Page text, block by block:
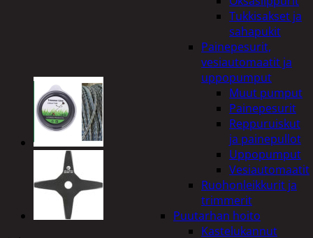
Tukkisakset ja
sahapukit
Painepesurit,
vesiautomaatit ja
uppopumput
Muut pumput
Painepesurit
Reppuruiskut
ja painepullot
Uppopumput
Vesiautomaatit
Ruohonleikkurit ja
trimmerit
Puutarhan hoito
Kastelukannut